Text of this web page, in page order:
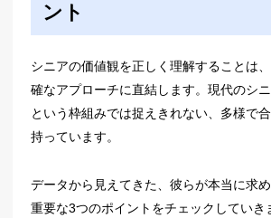
ント
シニアの価値観を正しく理解することは
確なアプローチに直結します。現代のシニ
という枠組みでは捉えきれない、多様で
持っています。
データから見えてきた、彼らが本当に求め
重要な3つのポイントをチェックしていき